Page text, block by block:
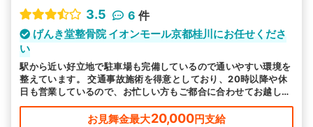
駅から探す 院名から探す
3.5
6 件
げんき堂整骨院 イオンモール京都桂川にお任せくださ
い
駅から近い好立地で駐車場も完備しているので通いやすい環境を
整えています。 交通事故施術を得意としており、20時以降や休
日も営業しているので、お忙しい方もご都合に合わせてお越しい
ただけます。
お見舞金最大20,000円支給